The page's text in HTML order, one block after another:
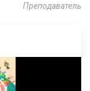
Преподаватель